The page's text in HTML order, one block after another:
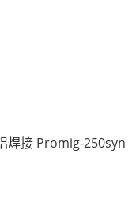
焊接 Promig-250syn